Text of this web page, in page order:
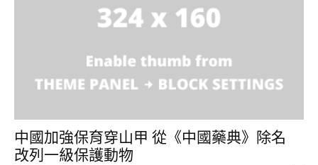
中國加強保育穿山甲 從《中國藥典》除名
改列一級保護動物